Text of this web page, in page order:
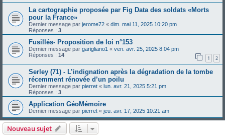
La cartographie proposée par Fig Data des soldats «Morts
pour la France»
Dernier message par jerome72 « dim. mai 11, 2025 10:20 pm
Réponses : 3
Fusillés- Proposition de loi n°153
Dernier message par garigliano1 « ven. avr. 25, 2025 8:04 pm
Réponses : 14 1 2
Serley (71) - L’indignation après la dégradation de la tombe
récemment rénovée d’un poilu
Dernier message par pierret « lun. avr. 21, 2025 5:21 pm
Réponses : 3
Application GéoMémoire
Dernier message par pierret « jeu. avr. 17, 2025 10:21 am
Nouveau sujet